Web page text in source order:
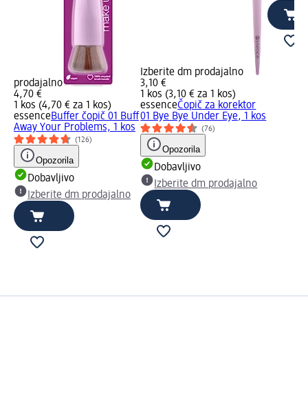
prodajalno
4,70 €
1 kos (4,70 € za 1 kos)
essenceBuffer čopič 01 Buff
Away Your Problems, 1 kos
(126)
Opozorila
Dobavljivo
Izberite dm prodajalno
Izberite dm prodajalno
3,10 €
1 kos (3,10 € za 1 kos)
essenceČopič za korektor
01 Bye Bye Under Eye, 1 kos
(76)
Opozorila
Dobavljivo
Izberite dm prodajalno